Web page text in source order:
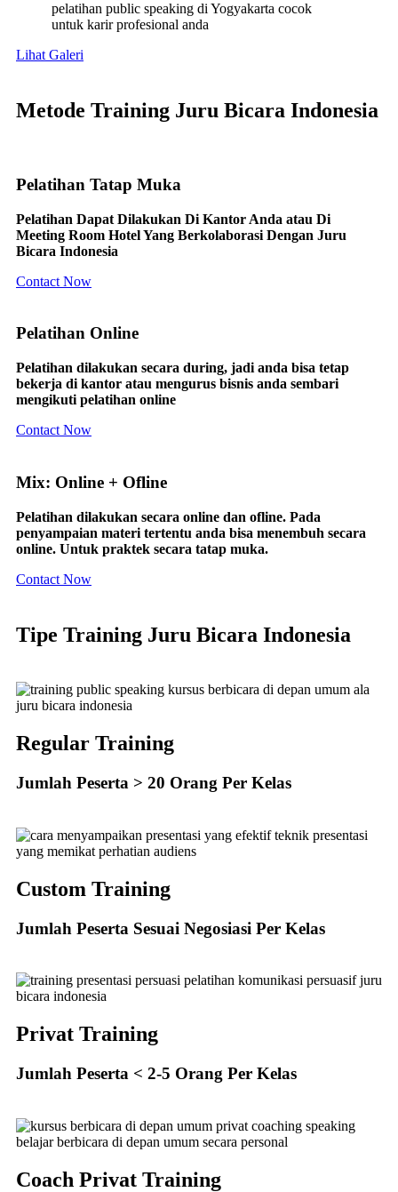
pelatihan public speaking di Yogyakarta cocok
untuk karir profesional anda
Lihat Galeri
Metode Training Juru Bicara Indonesia
Pelatihan Tatap Muka
Pelatihan Dapat Dilakukan Di Kantor Anda atau Di
Meeting Room Hotel Yang Berkolaborasi Dengan Juru
Bicara Indonesia
Contact Now
Pelatihan Online
Pelatihan dilakukan secara during, jadi anda bisa tetap
bekerja di kantor atau mengurus bisnis anda sembari
mengikuti pelatihan online
Contact Now
Mix: Online + Ofline
Pelatihan dilakukan secara online dan ofline. Pada
penyampaian materi tertentu anda bisa menembuh secara
online. Untuk praktek secara tatap muka.
Contact Now
Tipe Training Juru Bicara Indonesia
Regular Training
Jumlah Peserta > 20 Orang Per Kelas
Custom Training
Jumlah Peserta Sesuai Negosiasi Per Kelas
Privat Training
Jumlah Peserta < 2-5 Orang Per Kelas
Coach Privat Training